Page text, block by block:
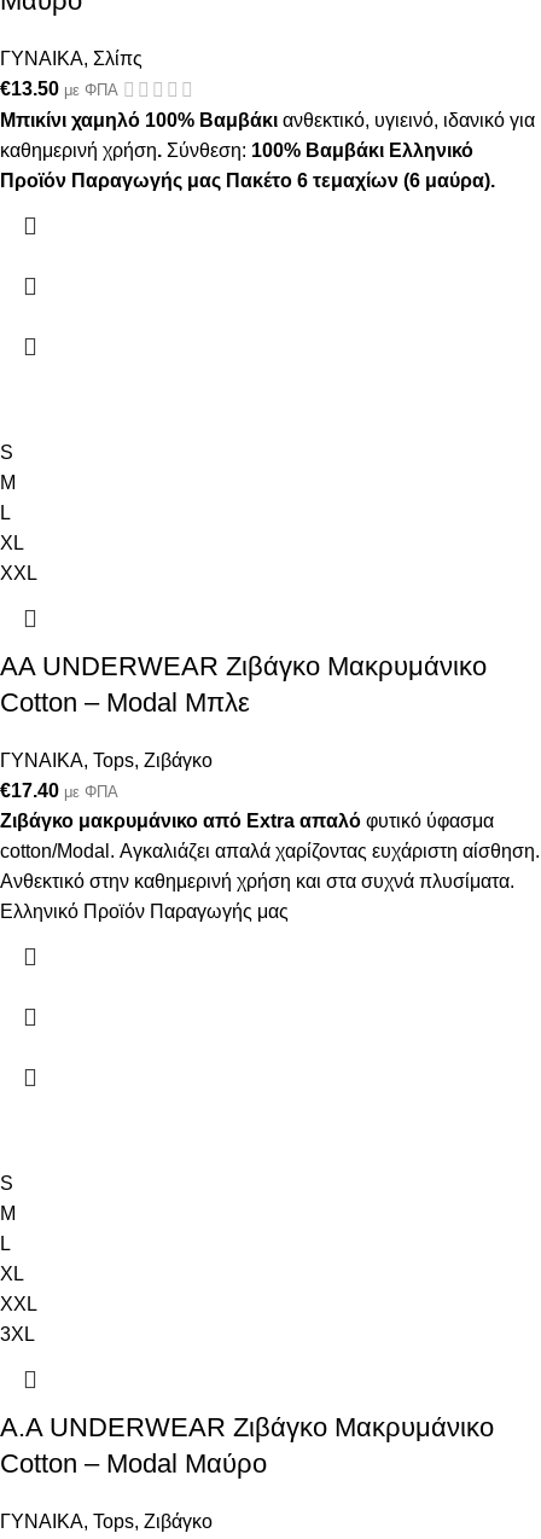
ΓΥΝΑΙΚΑ, Σλίπς
€13.50 με ΦΠΑ
Μπικίνι χαμηλό 100% Βαμβάκι ανθεκτικό, υγιεινό, ιδανικό για
καθημερινή χρήση. Σύνθεση: 100% Βαμβάκι Ελληνικό
Προϊόν Παραγωγής μας Πακέτο 6 τεμαχίων (6 μαύρα).
S
M
L
XL
XXL
AA UNDERWEAR Ζιβάγκο Μακρυμάνικο
Cotton – Modal Μπλε
ΓΥΝΑΙΚΑ, Tops, Ζιβάγκο
€17.40 με ΦΠΑ
Ζιβάγκο μακρυμάνικο από Extra απαλό φυτικό ύφασμα
cotton/Modal. Αγκαλιάζει απαλά χαρίζοντας ευχάριστη αίσθηση.
Ανθεκτικό στην καθημερινή χρήση και στα συχνά πλυσίματα.
Ελληνικό Προϊόν Παραγωγής μας
S
M
L
XL
XXL
3XL
Α.A UNDERWEAR Ζιβάγκο Μακρυμάνικο
Cotton – Modal Μαύρο
ΓΥΝΑΙΚΑ, Tops, Ζιβάγκο